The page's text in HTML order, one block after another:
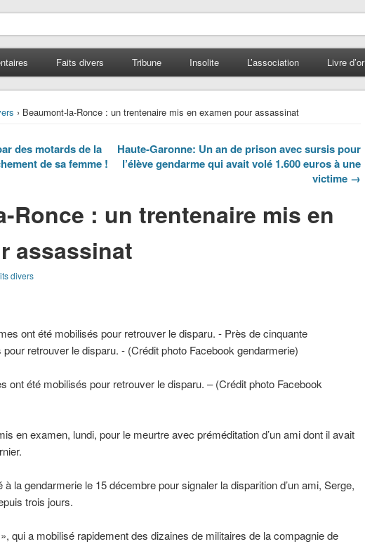
Faits divers Tribune Insolite L’association Livre d’or
› Beaumont-la-Ronce : un trentenaire mis en examen pour assassinat
des motards de la
de sa femme !
Haute-Garonne: Un an de prison avec sursis pour
l’élève gendarme qui avait volé 1.600 euros à une
victime →
Ronce : un trentenaire mis en
assassinat
divers
ont été mobilisés pour retrouver le disparu. – (Crédit photo Facebook
en examen, lundi, pour le meurtre avec préméditation d’un ami dont il avait
à la gendarmerie le 15 décembre pour signaler la disparition d’un ami, Serge,
trois jours.
qui a mobilisé rapidement des dizaines de militaires de la compagnie de